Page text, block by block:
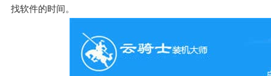
找软件的时间。